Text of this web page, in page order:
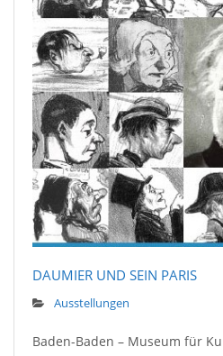
DAUMIER UND SEIN PARIS
Ausstellungen
Baden-Baden – Museum für